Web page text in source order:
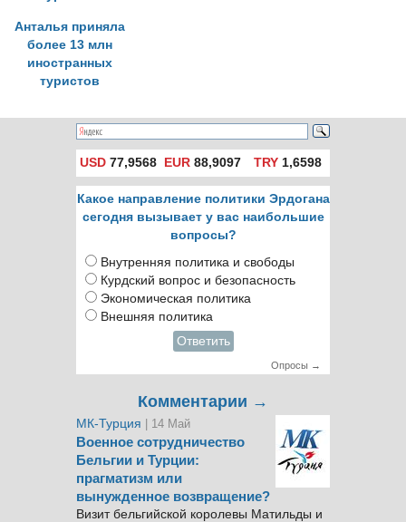
Анталья приняла
более 13 млн
иностранных
туристов
USD 77,9568 EUR 88,9097 TRY1,6598
Какое направление политики Эрдогана
сегодня вызывает у вас наибольшие
вопросы?
Внутренняя политика и свободы
Курдский вопрос и безопасность
Экономическая политика
Внешняя политика
Ответить
Опросы →
Комментарии →
МК-Турция | 14 Май
Военное сотрудничество
Бельгии и Турции:
прагматизм или
вынужденное возвращение?
Визит бельгийской королевы Матильды и